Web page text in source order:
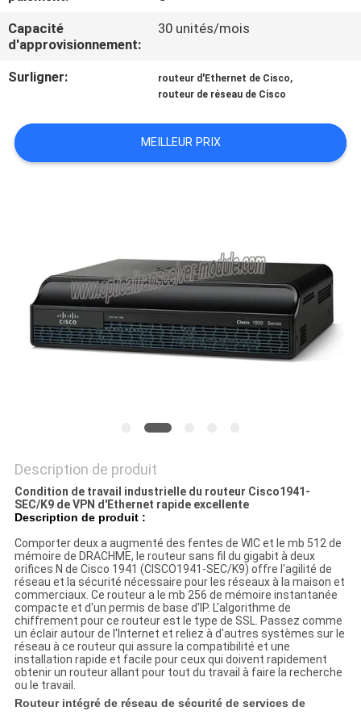
CONTRÔLE
DE
QUALITÉ
NOUVELLES
LES
AFFAIRES
DE
CONFIDENTIALITÉ
Capacité
d'approvisionnement:
30 unités/mois
Surligner: routeur d'Ethernet de Cisco,
routeur de réseau de Cisco
MEILLEUR PRIX
Description de produit
Condition de travail industrielle du routeur Cisco1941-
SEC/K9 de VPN d'Ethernet rapide excellente
Description de produit :
Comporter deux a augmenté des fentes de WIC et le mb 512 de
mémoire de DRACHME, le routeur sans fil du gigabit à deux
orifices N de Cisco 1941 (CISCO1941-SEC/K9) offre l'agilité de
réseau et la sécurité nécessaire pour les réseaux à la maison et
commerciaux. Ce routeur a le mb 256 de mémoire instantanée
compacte et d'un permis de base d'IP. L'algorithme de
chiffrement pour ce routeur est le type de SSL. Passez comme
un éclair autour de l'Internet et reliez à d'autres systèmes sur le
réseau à ce routeur qui assure la compatibilité et une
installation rapide et facile pour ceux qui doivent rapidement
obtenir un routeur allant pour tout du travail à faire la recherche
ou le travail.
Routeur intégré de réseau de sécurité de services de